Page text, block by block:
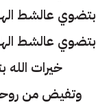
بتضوي عالشط
بتضوي عالشط
خيرات الله
وتفيض من روحو